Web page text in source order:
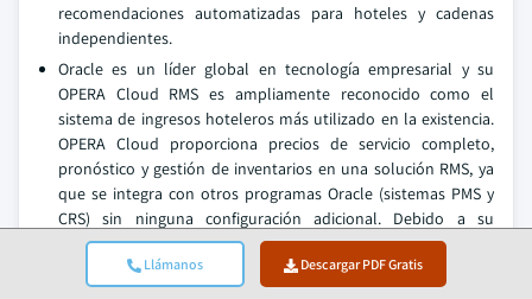
Llámanos Descargar PDF Gratis
recomendaciones automatizadas para hoteles y cadenas
independientes.
Oracle es un líder global en tecnología empresarial y su
OPERA Cloud RMS es ampliamente reconocido como el
sistema de ingresos hoteleros más utilizado en la existencia.
OPERA Cloud proporciona precios de servicio completo,
pronóstico y gestión de inventarios en una solución RMS, ya
que se integra con otros programas Oracle (sistemas PMS y
CRS) sin ninguna configuración adicional. Debido a su
escalabilidad, fiabilidad e integración, las soluciones de
Oracle son elegidas frecuentemente por grandes cadenas y
resorts.